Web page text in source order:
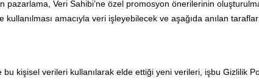
pazarlama, Veri Sahibi’ne özel promosyon önerilerinin
amacıyla veri işleyebilecek ve aşağıda anılan
bu kişisel verileri kullanılarak elde ettiği yeni verileri, işbu Gizlilik